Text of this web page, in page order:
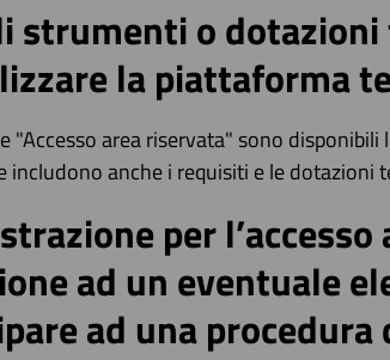
strumenti o
la piattaforma
"Accesso area riservata" sono
includono anche i requisiti e le dotazioni
per
ad un eventuale
ad una